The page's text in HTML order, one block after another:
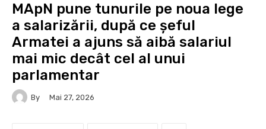
MApN pune tunurile pe noua lege
a salarizării, după ce șeful
Armatei a ajuns să aibă salariul
mai mic decât cel al unui
parlamentar
By Mai 27, 2026